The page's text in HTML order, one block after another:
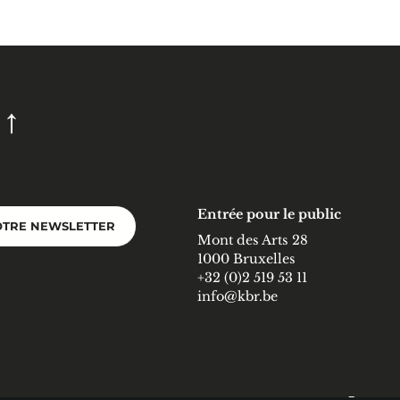
NEWSLETTER
Entrée pour le public
Mont des Arts 28
1000 Bruxelles
+32 (0)2 519 53 11
info@kbr.be